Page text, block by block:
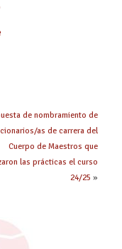
de nombramiento de
as de carrera del
Cuerpo de Maestros que
las prácticas el curso
24/25 »